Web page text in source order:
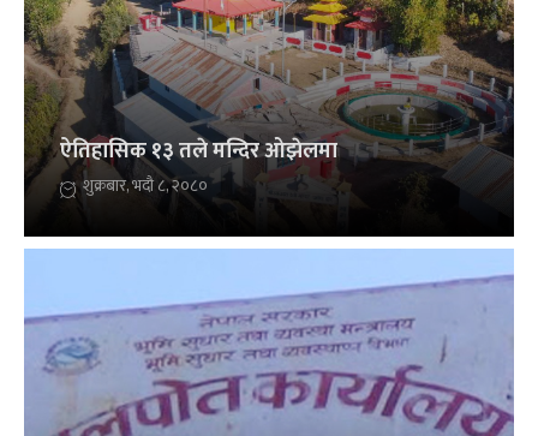
ऐतिहासिक १३ तले मन्दिर ओझेलमा
शुक्रबार, भदौ ८, २०८०